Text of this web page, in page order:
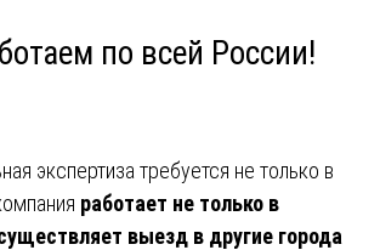
по всей России!
экспертиза требуется не только в
работает не только в
выезд в другие города